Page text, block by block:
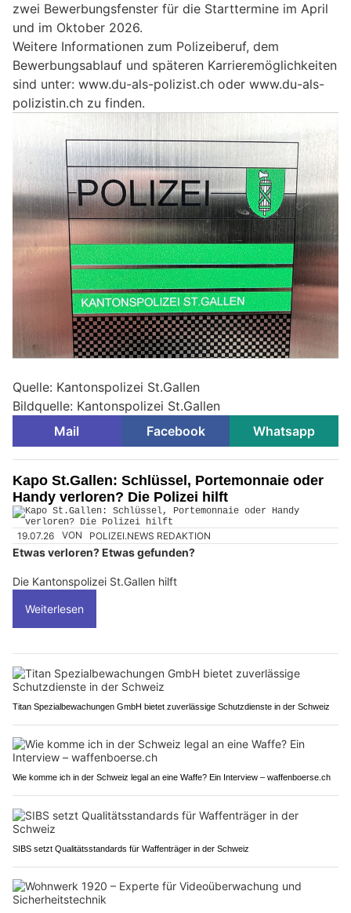
zwei Bewerbungsfenster für die Starttermine im April
und im Oktober 2026.
Weitere Informationen zum Polizeiberuf, dem
Bewerbungsablauf und späteren Karrieremöglichkeiten
sind unter: www.du-als-polizist.ch oder www.du-als-
polizistin.ch​ zu finden.
Quelle: Kantonspolizei St.Gallen
Bildquelle: Kantonspolizei St.Gallen
Mail
Facebook Whatsapp
Kapo St.Gallen: Schlüssel, Portemonnaie oder
Handy verloren? Die Polizei hilft
19.07.26 VON POLIZEI.NEWS REDAKTION
Etwas verloren? Etwas gefunden?
Die Kantonspolizei St.Gallen hilft
Weiterlesen
Titan Spezialbewachungen GmbH bietet zuverlässige Schutzdienste in der Schweiz
Wie komme ich in der Schweiz legal an eine Waffe? Ein Interview – waffenboerse.ch
SIBS setzt Qualitätsstandards für Waffenträger in der Schweiz